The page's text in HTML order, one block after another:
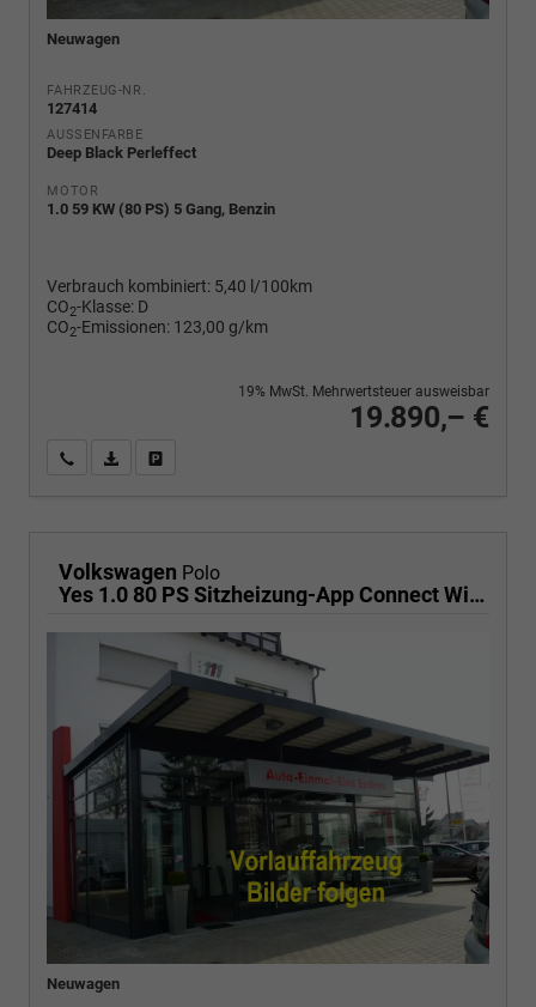
Neuwagen
FAHRZEUG-NR.
127414
AUSSENFARBE
Deep Black Perleffect
MOTOR
1.0 59 KW (80 PS) 5 Gang, Benzin
Verbrauch kombiniert: 5,40 l/100km
CO2-Klasse: D
CO2-Emissionen: 123,00 g/km
19.890,– €
19% MwSt. Mehrwertsteuer ausweisbar
Wir rufen Sie anPDF-Fahrzeugexposé drucken
Volkswagen Polo
Yes 1.0 80 PS Sitzheizung-App Connect Wireless-Einparkhilfe-Klima-Sofort
Neuwagen